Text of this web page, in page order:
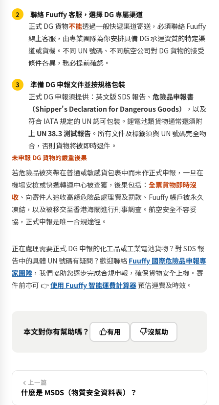
2
聯絡 Fuuffy 客服，選擇 DG 專屬渠道
正式 DG 貨物不能透過一般快遞渠道寄送，必須聯絡 Fuuffy
線上客服，由專業團隊為你安排具備 DG 承運資質的特定渠
道或貨機。不同 UN 號碼、不同航空公司對 DG 貨物的接受
條件各異，務必提前確認。
3
準備 DG 申報文件並按規格包裝
正式 DG 申報須提供：英文版 SDS 報告、 危險品申報書
（Shipper's Declaration for Dangerous Goods）
，以及
符合 IATA 規定的 UN 認可包裝。鋰電池類貨物通常還須附
上 UN 38.3 測試報告 。所有文件及標籤須與 UN 號碼完全吻
合，否則貨物將被即時退件。
未申報 DG 貨物的嚴重後果
若危險品被夾帶在普通或敏感貨包裹中而未作正式申報，一旦在
機場安檢或快遞轉運中心被查獲，後果包括： 全票貨物即時沒
收 、向寄件人追收高額危險品處理費及罰款、Fuuffy 帳戶被永久
凍結，以及被移交至香港海關進行刑事調查。航空安全不容妥
協，正式申報是唯一合規途徑。
正在處理需要正式 DG 申報的化工品或工業電池貨物？對 SDS 報
告中的具體 UN 號碼有疑問？歡迎聯絡 Fuuffy 國際危險品申報專
家團隊 ，我們協助您逐步完成合規申報，確保貨物安全上機。寄
件前亦可 👉使用 Fuuffy 智能運費計算器預估運費及時效。
本文對你有幫助嗎？ 有用 沒幫助
上一篇
什麼是 MSDS（物質安全資料表）？